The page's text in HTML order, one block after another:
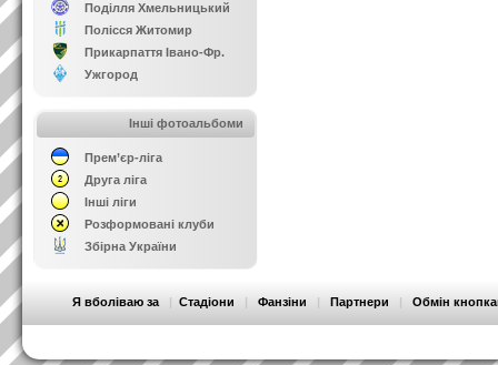
Поділля Хмельницький
Полісся Житомир
Прикарпаття Івано-Фр.
Ужгород
Інші фотоальбоми
Прем’єр-ліга
Друга ліга
Інші ліги
Розформовані клуби
Збірна України
Я вболіваю за | Стадіони | Фанзіни | Партнери | Обмін